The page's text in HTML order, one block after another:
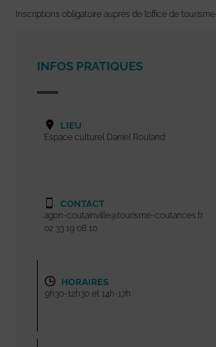
Inscriptions obligatoire auprès de l’office de tourisme
INFOS PRATIQUES
LIEU
Espace culturel Daniel Rouland
CONTACT
agon-coutainville@tourisme-coutances.fr
02 33 19 08 10
HORAIRES
9h30-12h30 et 14h-17h